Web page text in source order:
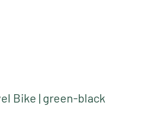
Bike | green-black